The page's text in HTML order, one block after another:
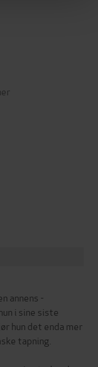
annens -
i sine siste
hun det enda mer
tapning.